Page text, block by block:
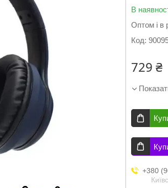
В
Оптом і в
Код:
729 ₴
+380